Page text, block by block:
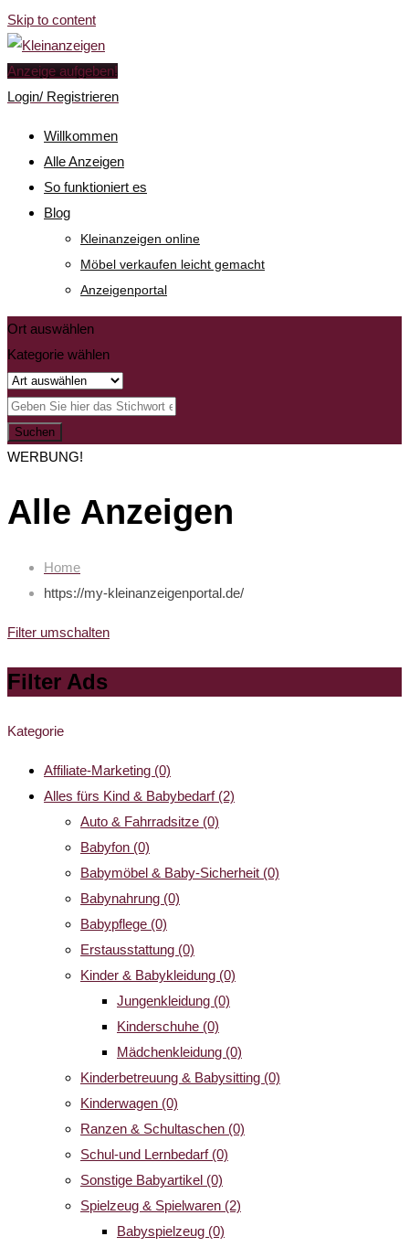
Skip to content
Anzeige aufgeben!
Login/ Registrieren
Willkommen
Alle Anzeigen
So funktioniert es
Blog
Kleinanzeigen online
Möbel verkaufen leicht gemacht
Anzeigenportal
Ort auswählen
Kategorie wählen
Suchen
WERBUNG!
Alle Anzeigen
Home
https://my-kleinanzeigenportal.de/
Filter umschalten
Filter Ads
Kategorie
Affiliate-Marketing (0)
Alles fürs Kind & Babybedarf (2)
Auto & Fahrradsitze (0)
Babyfon (0)
Babymöbel & Baby-Sicherheit (0)
Babynahrung (0)
Babypflege (0)
Erstausstattung (0)
Kinder & Babykleidung (0)
Jungenkleidung (0)
Kinderschuhe (0)
Mädchenkleidung (0)
Kinderbetreuung & Babysitting (0)
Kinderwagen (0)
Ranzen & Schultaschen (0)
Schul-und Lernbedarf (0)
Sonstige Babyartikel (0)
Spielzeug & Spielwaren (2)
Babyspielzeug (0)